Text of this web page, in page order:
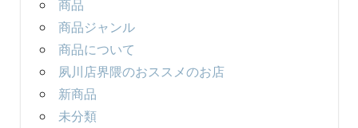
商品
商品ジャンル
商品について
夙川店界隈のおススメのお店
新商品
未分類